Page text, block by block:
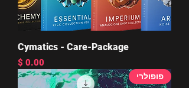
Cymatics - Care-Package
מחיר
פופולרי